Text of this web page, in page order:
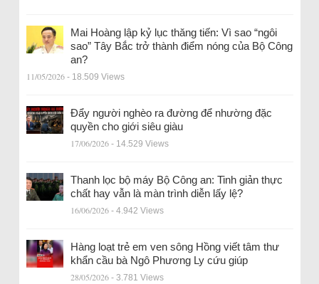
Mai Hoàng lập kỷ lục thăng tiến: Vì sao “ngôi
sao” Tây Bắc trở thành điểm nóng của Bộ Công
an?
11/05/2026 - 18.509 Views
Đẩy người nghèo ra đường để nhường đặc
quyền cho giới siêu giàu
17/06/2026 - 14.529 Views
Thanh lọc bộ máy Bộ Công an: Tinh giản thực
chất hay vẫn là màn trình diễn lấy lệ?
16/06/2026 - 4.942 Views
Hàng loạt trẻ em ven sông Hồng viết tâm thư
khẩn cầu bà Ngô Phương Ly cứu giúp
28/05/2026 - 3.781 Views